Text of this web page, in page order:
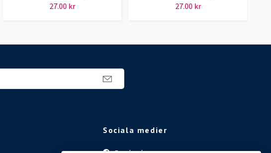
27.00 kr
27.00 kr
Sociala medier